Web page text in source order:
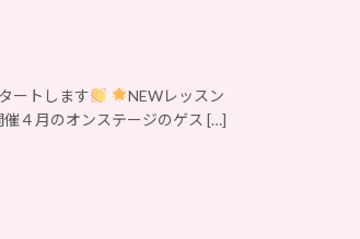
ートします
NEWレッスン
４月のオンステージのゲス […]